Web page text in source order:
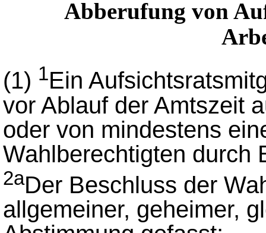
Abberufung von
(1) 1Ein
vor Ablauf der Amtszeit
oder von mindestens
Wahlberechtigten durch
2aDer Beschluss der
allgemeiner, geheimer,